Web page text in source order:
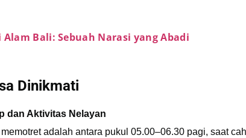
Bali: Sebuah Narasi yang Abadi
Dinikmati
dan Aktivitas Nelayan
adalah antara pukul 05.00–06.30 pagi, saat